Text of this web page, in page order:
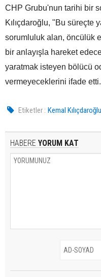
CHP Grubu'nun tarihi bir
Kılıçdaroğlu, "Bu süreçte
sorumluluk alan, öncülük
bir anlayışla hareket
yaratmak isteyen bölücü
vermeyeceklerini ifade etti.
Etiketler : Kemal
HABERE YORUM KAT